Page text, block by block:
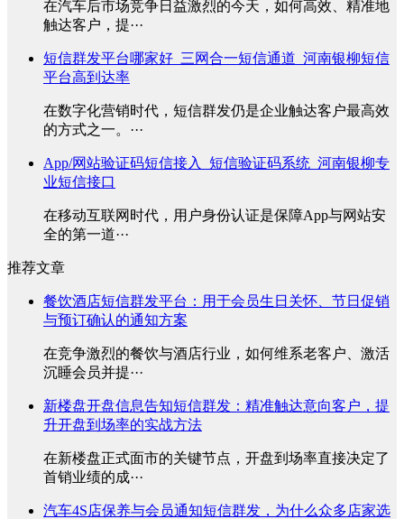
在汽车后市场竞争日益激烈的今天，如何高效、精准地
触达客户，提···
短信群发平台哪家好_三网合一短信通道_河南银柳短信
平台高到达率
在数字化营销时代，短信群发仍是企业触达客户最高效
的方式之一。···
App/网站验证码短信接入_短信验证码系统_河南银柳专
业短信接口
在移动互联网时代，用户身份认证是保障App与网站安
全的第一道···
推荐文章
餐饮酒店短信群发平台：用于会员生日关怀、节日促销
与预订确认的通知方案
在竞争激烈的餐饮与酒店行业，如何维系老客户、激活
沉睡会员并提···
新楼盘开盘信息告知短信群发：精准触达意向客户，提
升开盘到场率的实战方法
在新楼盘正式面市的关键节点，开盘到场率直接决定了
首销业绩的成···
汽车4S店保养与会员通知短信群发，为什么众多店家选